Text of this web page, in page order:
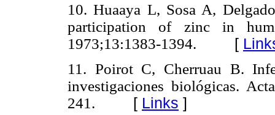
10. Huaaya L, Sosa A,
participation of zinc in
1973;13:1383-1394.
[
11. Poirot C, Cherruau B.
investigaciones biológicas.
241.
[ Links ]